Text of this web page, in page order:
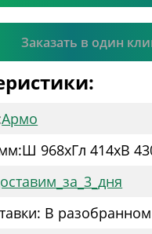
Заказать в один
Подтвердить
Армо
Ш 968xГл 414xВ
В